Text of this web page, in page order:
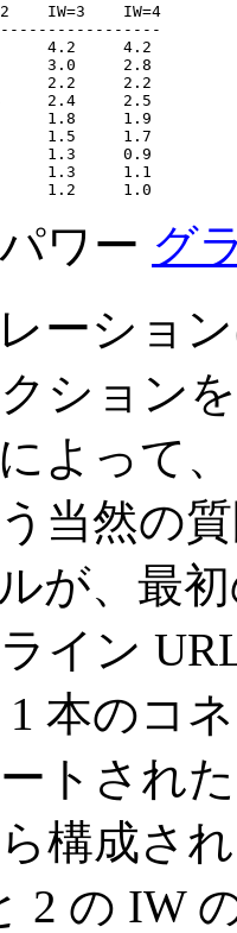
IW=3    IW=4
4.2     4.2
3.0     2.8
2.2     2.2
2.4     2.5
1.8     1.9
1.5     1.7
1.3     0.9
1.3     1.1
ワー グ
ーショ
ション
よって
当然の
が、最
イン
本のコ
トされ
構成さ
2 の IW